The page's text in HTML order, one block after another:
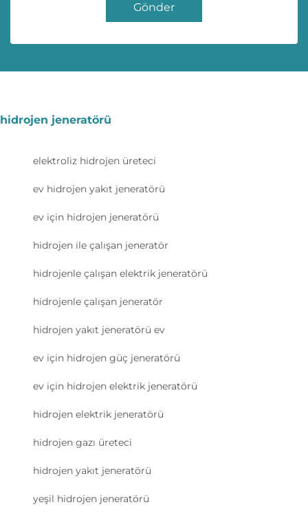
Gönder
hidrojen jeneratörü
elektroliz hidrojen üreteci
ev hidrojen yakıt jeneratörü
ev için hidrojen jeneratörü
hidrojen ile çalışan jeneratör
hidrojenle çalışan elektrik jeneratörü
hidrojenle çalışan jeneratör
hidrojen yakıt jeneratörü ev
ev için hidrojen güç jeneratörü
ev için hidrojen elektrik jeneratörü
hidrojen elektrik jeneratörü
hidrojen gazı üreteci
hidrojen yakıt jeneratörü
yeşil hidrojen jeneratörü